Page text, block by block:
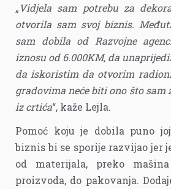
„Vidjela sam potrebu za
otvorila sam svoj biznis.
sam dobila od Razvojne
iznosu od 6.000KM, da
da iskoristim da otvorim
gradovima neće biti ono što sam
iz crtića“, kaže Lejla.
Pomoć koju je dobila puno
biznis bi se sporije razvijao jer
od materijala, preko
proizvoda, do pakovanja.